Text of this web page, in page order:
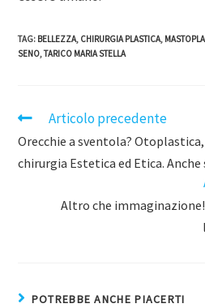
TAG: BELLEZZA, CHIRURGIA PLASTICA,
SENO,TARICO MARIA STELLA
Articolo precedente
Orecchie a sventola?
chirurgia Estetica ed Etica. Anche
Altro che
POTREBBE ANCHE PIACERTI